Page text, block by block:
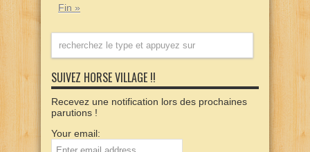
Fin »
SUIVEZ HORSE VILLAGE !!
Recevez une notification lors des prochaines
parutions !
Your email: